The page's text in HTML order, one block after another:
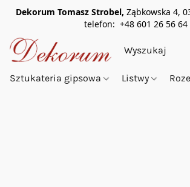
Dekorum Tomasz Strobel, Ząbkowska 4,
telefon: +48 601 26 56 64
Sztukateria gipsowa Listwy